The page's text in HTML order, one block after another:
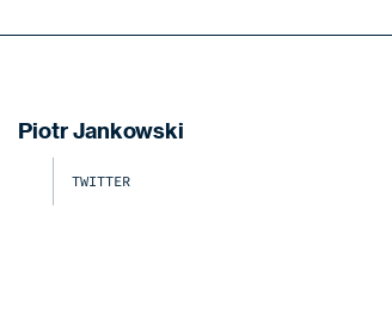
Piotr Jankowski
TWITTER